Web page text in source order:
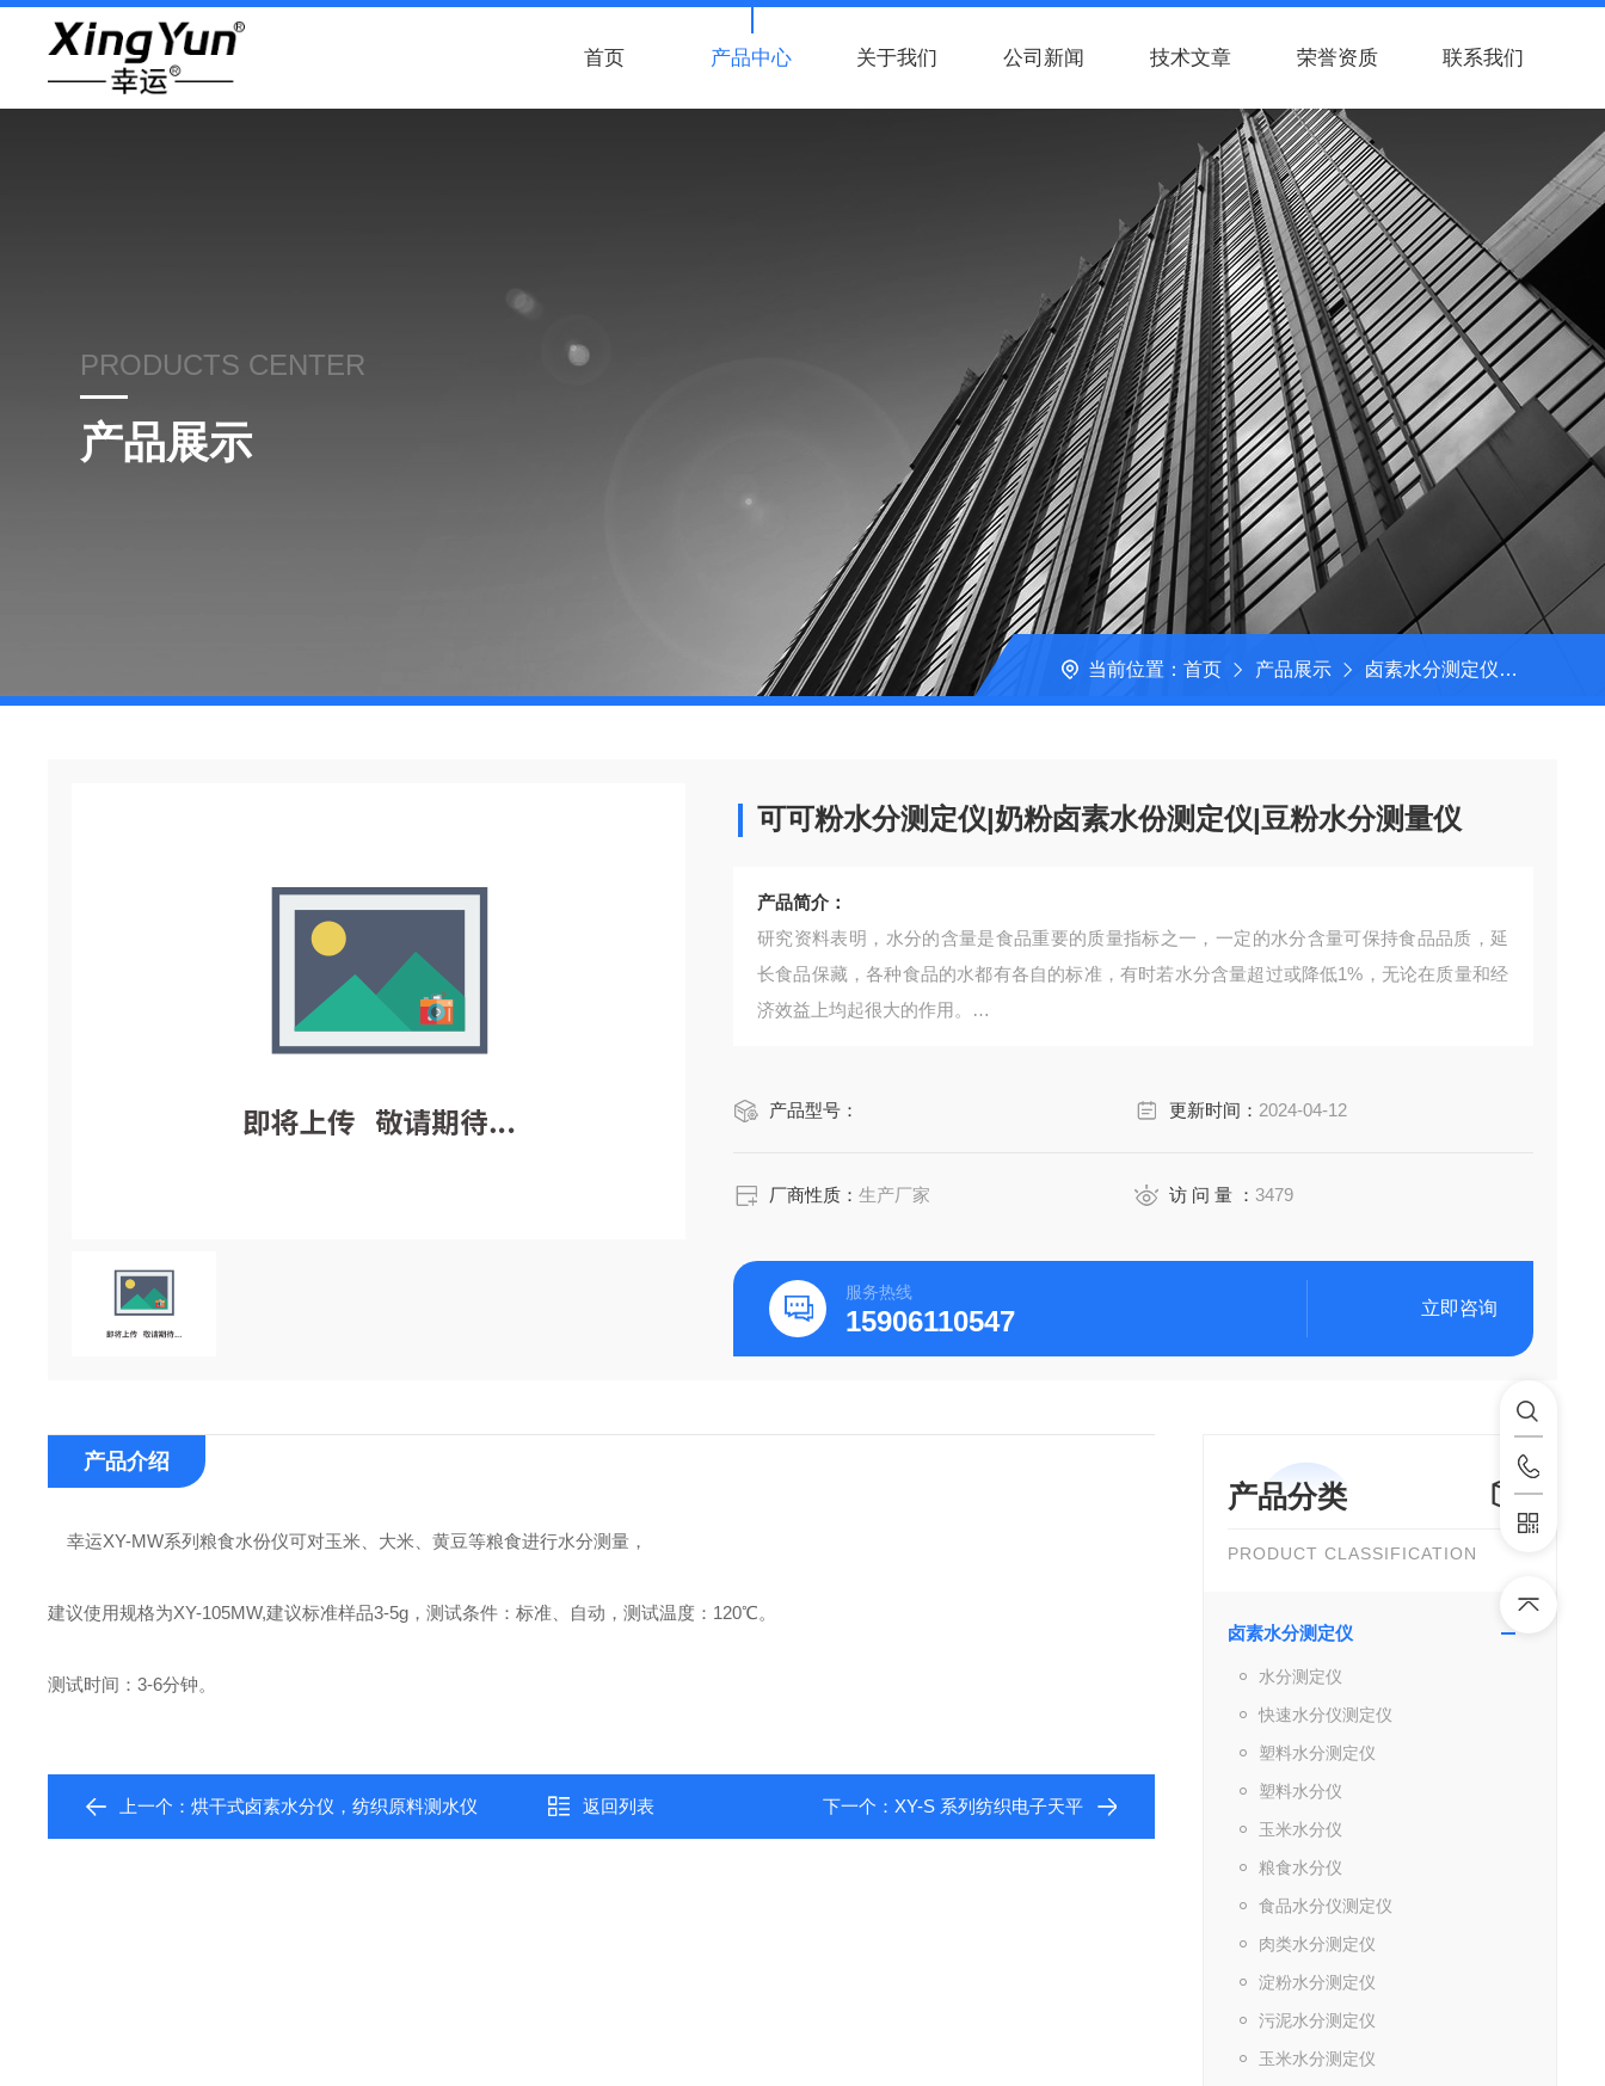
首页 产品中心 关于我们 公司新闻 技术文章 荣誉资质 联系我们
PRODUCTS CENTER
产品展示
当前位置： 首页 产品展示 卤素水分测定仪
可可粉水分测定仪|奶粉卤素水份测定仪|豆粉水分测量仪
产品简介：
研究资料表明，水分的含量是食品重要的质量指标之一，一定的水分含量可保持食品品质，延
长食品保藏，各种食品的水都有各自的标准，有时若水分含量超过或降低1%，无论在质量和经
济效益上均起很大的作用。
商品价值低，水分提高后奶粉易变色，贮藏期降低，另外有些食品水分过高，组织状态发生软
产品型号： 更新时间： 2024-04-12
厂商性质：生产厂家 访 问 量 ：3479
服务热线
15906110547 立即咨询
产品分类
PRODUCT CLASSIFICATION
卤素水分测定仪
水分测定仪
快速水分仪测定仪
塑料水分测定仪
塑料水分仪
玉米水分仪
粮食水分仪
食品水分仪测定仪
肉类水分测定仪
淀粉水分测定仪
污泥水分测定仪
玉米水分测定仪
产品介绍
幸运XY-MW系列粮食水份仪可对玉米、大米、黄豆等粮食进行水分测量，
建议使用规格为XY-105MW,建议标准样品3-5g，测试条件：标准、自动，测试温度：120℃。
测试时间：3-6分钟。
上一个： 烘干式卤素水分仪，纺织原料测水仪 返回列表 下一个： XY-S 系列纺织电子天平